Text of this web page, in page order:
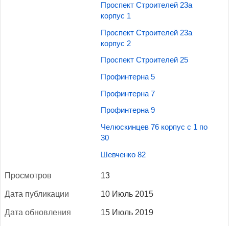
Проспект Строителей 23а
корпус 1
Проспект Строителей 23а
корпус 2
Проспект Строителей 25
Профинтерна 5
Профинтерна 7
Профинтерна 9
Челюскинцев 76 корпус с 1 по
30
Шевченко 82
Прос­мотров 13
Да­та пуб­ли­кации 10 Июль 2015
Да­та об­новле­ния 15 Июль 2019